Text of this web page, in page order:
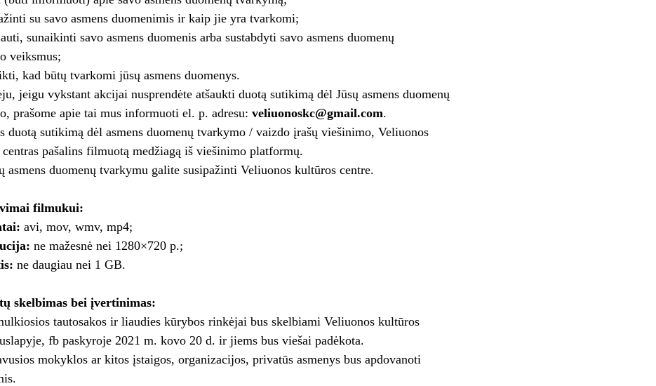
su savo asmens duomenimis ir kaip jie yra tvarkomi;
sunaikinti savo asmens duomenis arba sustabdyti savo asmens duomenų
veiksmus;
kad būtų tvarkomi jūsų asmens duomenys.
jeigu vykstant akcijai nusprendėte atšaukti duotą sutikimą dėl Jūsų asmens duomenų
prašome apie tai mus informuoti el. p. adresu: veliuonoskc@gmail.com.
duotą sutikimą dėl asmens duomenų tvarkymo / vaizdo įrašų viešinimo, Veliuonos
pašalins filmuotą medžiagą iš viešinimo platformų.
asmens duomenų tvarkymu galite susipažinti Veliuonos kultūros centre.
filmukui:
avi, mov, wmv, mp4;
ne mažesnė nei 1280×720 p.;
ne daugiau nei 1 GB.
skelbimas bei įvertinimas:
tautosakos ir liaudies kūrybos rinkėjai bus skelbiami Veliuonos kultūros
fb paskyroje 2021 m. kovo 20 d. ir jiems bus viešai padėkota.
mokyklos ar kitos įstaigos, organizacijos, privatūs asmenys bus apdovanoti